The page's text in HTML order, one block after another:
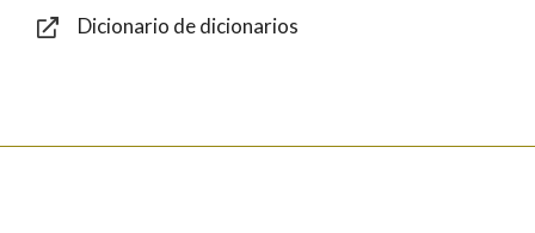
Dicionario de dicionarios